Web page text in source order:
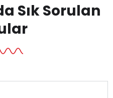
Sık Sorulan